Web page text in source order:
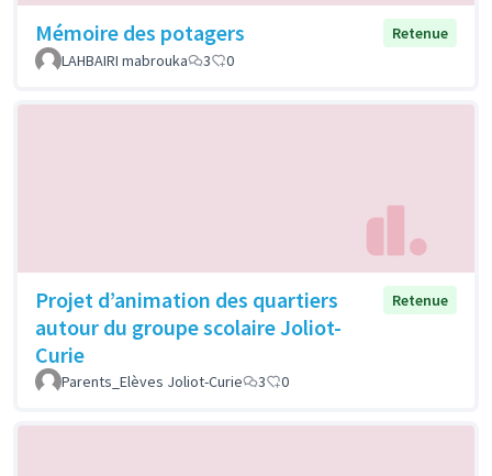
Mémoire des potagers
Retenue
LAHBAIRI mabrouka
3 0
Projet d’animation des quartiers
autour du groupe scolaire Joliot-
Curie
Retenue
Parents_Elèves Joliot-Curie 3 0